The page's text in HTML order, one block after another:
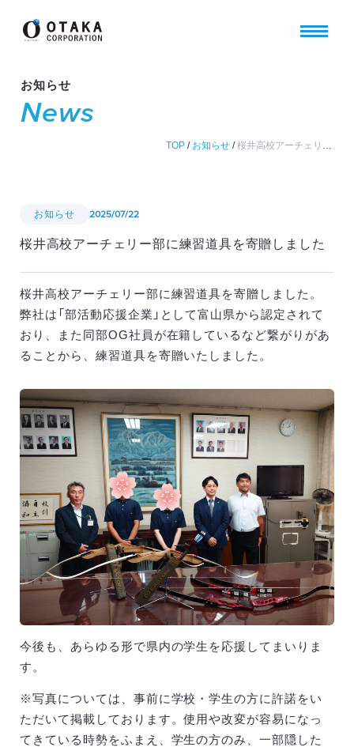
お知らせ
News
TOP / お知らせ /桜井高校アーチェリー部に練習道具を寄贈しました
お知らせ 2025/07/22
桜井高校アーチェリー部に練習道具を寄贈しました
桜井高校アーチェリー部に練習道具を寄贈しました。
弊社は「部活動応援企業」として富山県から認定されて
おり、また同部OG社員が在籍しているなど繋がりがあ
ることから、練習道具を寄贈いたしました。
今後も、あらゆる形で県内の学生を応援してまいりま
す。
※写真については、事前に学校・学生の方に許諾をい
ただいて掲載しております。使用や改変が容易になっ
てきている時勢をふまえ、学生の方のみ、一部隠した